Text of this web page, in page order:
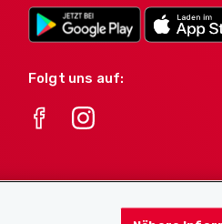
Folgt uns auf: